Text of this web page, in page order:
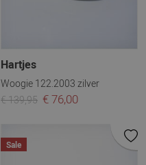
Hartjes
Woogie 122.2003 zilver
€ 139,95 € 76,00
Sale